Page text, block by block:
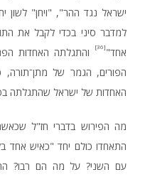
ישראל נגד ההר", "ויחן" לשון
למדבר סיני בכדי לקבל את
אחד" [36]
והתגלתה האחדות
הפורים, הגמר של מתן־תורה,
האחדות של ישראל שהתגלתה
מה הפירוש בדברי חז"ל
התאחדו כולם יחד "כאיש אחד
עם השני? על מה הם רבו?